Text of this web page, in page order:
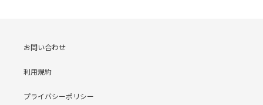
お問い合わせ
利用規約
プライバシーポリシー